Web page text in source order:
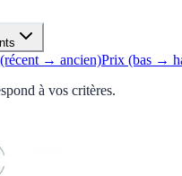
→ ancien)Prix (bas →
à vos critères.